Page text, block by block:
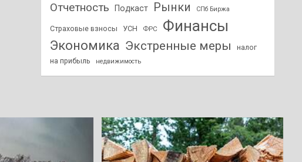
Отчетность Подкаст Рынки СПб Биржа
Страховые взносы УСН ФРС Финансы
Экономика Экстренные меры
налог
на прибыль
недвижимость